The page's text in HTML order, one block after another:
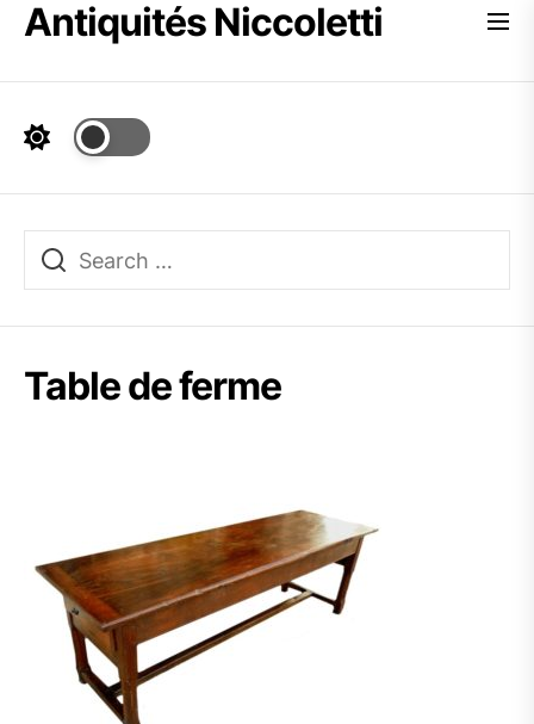
SkipAntiquités Niccoletti
Table de ferme